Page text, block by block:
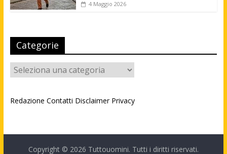
4 Maggio 2026
Categorie
Categorie
Redazione Contatti Disclaimer Privacy
Copyright © 2026 Tuttouomini. Tutti i diritti riservati.